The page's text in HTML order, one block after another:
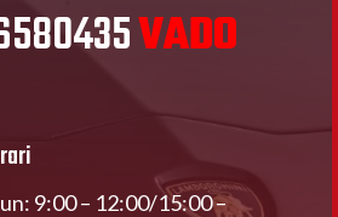
VADO
9:00 – 12:00/15:00 –